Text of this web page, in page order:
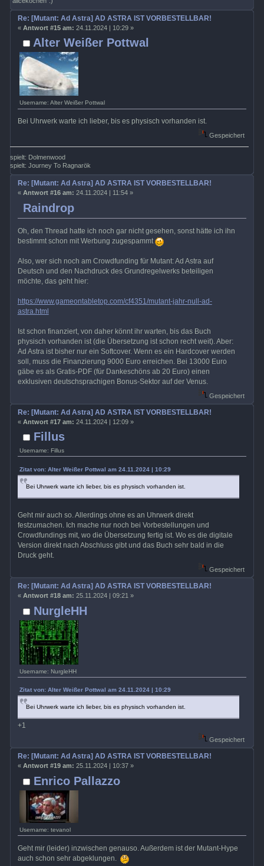
Alter Weißer Pottwal
Username: Alter Weißer Pottwal
Re: [Mutant: Ad Astra] AD ASTRA IST VORBESTELLBAR!
« Antwort #15 am: 24.11.2024 | 10:29 »
Bei Uhrwerk warte ich lieber, bis es physisch vorhanden ist.
Gespeichert
spielt: Dolmenwood
spielt: Journey To Ragnarök
Raindrop
Re: [Mutant: Ad Astra] AD ASTRA IST VORBESTELLBAR!
« Antwort #16 am: 24.11.2024 | 11:54 »
Oh, den Thread hatte ich noch gar nicht gesehen, sonst hätte ich ihn
bestimmt schon mit Werbung zugespammt
Also, wer sich noch am Crowdfunding für Mutant: Ad Astra auf
Deutsch und den Nachdruck des Grundregelwerks beteiligen
möchte, das geht hier:
https://www.gameontabletop.com/cf4351/mutant-jahr-null-ad-
astra.html
Ist schon finanziert, von daher könnt ihr warten, bis das Buch
physisch vorhanden ist (die Übersetzung ist schon recht weit). Aber:
Ad Astra ist bisher nur ein Softcover. Wenn es ein Hardcover werden
soll, muss die Finanzierung 9000 Euro erreichen. Bei 13000 Euro
gäbe es als Gratis-PDF (für Dankeschöns ab 20 Euro) einen
exklusiven deutschsprachigen Bonus-Sektor auf der Venus.
Gespeichert
Fillus
Username: Fillus
Re: [Mutant: Ad Astra] AD ASTRA IST VORBESTELLBAR!
« Antwort #17 am: 24.11.2024 | 12:09 »
Zitat von: Alter Weißer Pottwal am 24.11.2024 | 10:29
Bei Uhrwerk warte ich lieber, bis es physisch vorhanden ist.
Geht mir auch so. Allerdings ohne es an Uhrwerk direkt
festzumachen. Ich mache nur noch bei Vorbestellungen und
Crowdfundings mit, wo die Übersetzung fertig ist. Wo es die digitale
Version direkt nach Abschluss gibt und das Buch sehr bald in die
Druck geht.
Gespeichert
NurgleHH
Username: NurgleHH
Re: [Mutant: Ad Astra] AD ASTRA IST VORBESTELLBAR!
« Antwort #18 am: 25.11.2024 | 09:21 »
Zitat von: Alter Weißer Pottwal am 24.11.2024 | 10:29
Bei Uhrwerk warte ich lieber, bis es physisch vorhanden ist.
+1
Gespeichert
Enrico Pallazzo
Username: tevanol
Re: [Mutant: Ad Astra] AD ASTRA IST VORBESTELLBAR!
« Antwort #19 am: 25.11.2024 | 10:37 »
Geht mir (leider) inzwischen genauso. Außerdem ist der Mutant-Hype
auch schon sehr abgeklungen.